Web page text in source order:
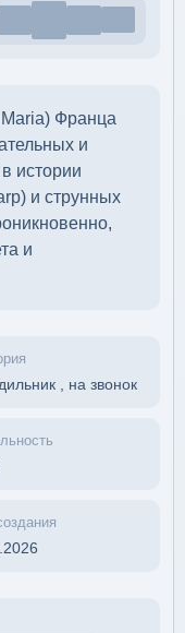
Франца
и
истории
и струнных
и
, на звонок